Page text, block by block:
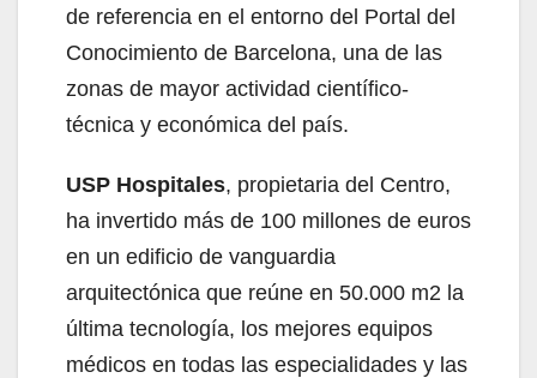
de referencia en el entorno del Portal del
Conocimiento de Barcelona, una de las
zonas de mayor actividad científico-
técnica y económica del país.
USP Hospitales, propietaria del Centro,
ha invertido más de 100 millones de euros
en un edificio de vanguardia
arquitectónica que reúne en 50.000 m2 la
última tecnología, los mejores equipos
médicos en todas las especialidades y las